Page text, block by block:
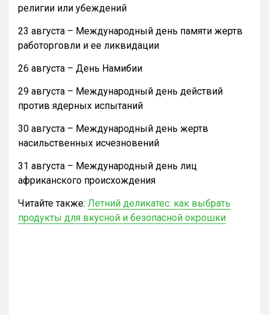
религии или убеждений
23 августа – Международный день памяти жертв
работорговли и ее ликвидации
26 августа – День Намибии
29 августа – Международный день действий
против ядерных испытаний
30 августа – Международный день жертв
насильственных исчезновений
31 августа – Международный день лиц
африканского происхождения
Читайте также: Летний деликатес: как выбрать
продукты для вкусной и безопасной окрошки